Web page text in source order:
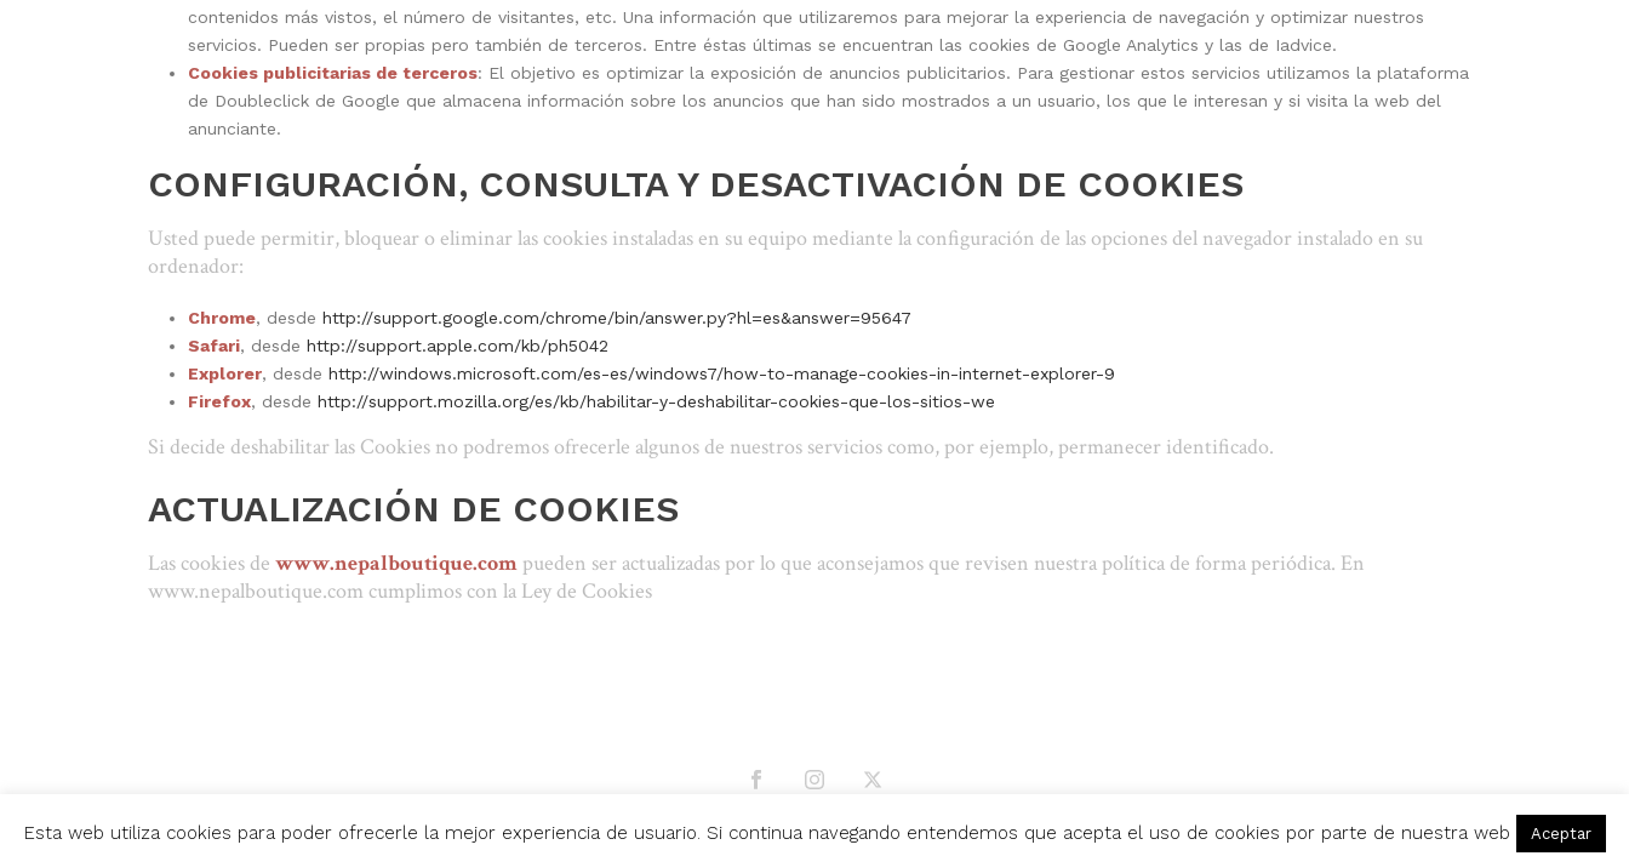
contenidos más vistos, el número de visitantes, etc. Una información que utilizaremos para mejorar la experiencia de navegación y optimizar nuestros
servicios. Pueden ser propias pero también de terceros. Entre éstas últimas se encuentran las cookies de Google Analytics y las de Iadvice.
Cookies publicitarias de terceros: El objetivo es optimizar la exposición de anuncios publicitarios. Para gestionar estos servicios utilizamos la plataforma
de Doubleclick de Google que almacena información sobre los anuncios que han sido mostrados a un usuario, los que le interesan y si visita la web del
anunciante.
CONFIGURACIÓN, CONSULTA Y DESACTIVACIÓN DE COOKIES
Usted puede permitir, bloquear o eliminar las cookies instaladas en su equipo mediante la configuración de las opciones del navegador instalado en su
ordenador:
Chrome, desde http://support.google.com/chrome/bin/answer.py?hl=es&answer=95647
Safari, desde http://support.apple.com/kb/ph5042
Explorer, desde http://windows.microsoft.com/es-es/windows7/how-to-manage-cookies-in-internet-explorer-9
Firefox, desde http://support.mozilla.org/es/kb/habilitar-y-deshabilitar-cookies-que-los-sitios-we
Si decide deshabilitar las Cookies no podremos ofrecerle algunos de nuestros servicios como, por ejemplo, permanecer identificado.
ACTUALIZACIÓN DE COOKIES
Las cookies de www.nepalboutique.com pueden ser actualizadas por lo que aconsejamos que revisen nuestra política de forma periódica. En
www.nepalboutique.com cumplimos con la Ley de Cookies
Esta web utiliza cookies para poder ofrecerle la mejor experiencia de usuario. Si continua navegando entendemos que acepta el uso de cookies por parte de nuestra web Aceptar